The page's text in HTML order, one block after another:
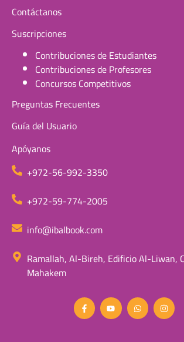
Contáctanos
Suscripciones
Contribuciones de Estudiantes
Contribuciones de Profesores
Concursos Competitivos
Preguntas Frecuentes
Guía del Usuario
Apóyanos
+972-56-992-3350
+972-59-774-2005
info@ibalbook.com
Ramallah, Al-Bireh, Edificio Al-Liwan,
Mahakem